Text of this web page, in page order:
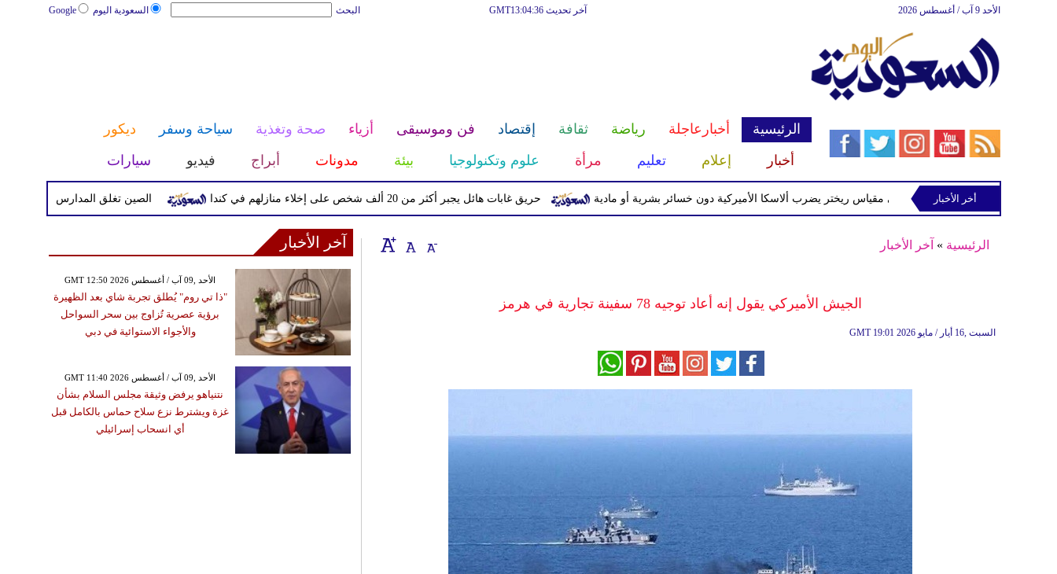
السعودية اليوم Google البحث آخر تحديث GMT13:04:36 الأحد 9 آب / أغسطس 2026
الرئيسية أخبارعاجلة رياضة ثقافة إقتصاد فن وموسيقى أزياء صحة وتغذية سياحة وسفر
ديكور
أخبار
إعلام تعليم مرأة علوم وتكنولوجيا بيئة مدونات أبراج فيديو سيارات
الصين تغلق المدارس والمواقع السياحية حريق غابات هائل يجبر أكثر من 20 ألف شخص على إخلاء منازلهم في كندا أخر الأخبار
الرئيسية » آخر الأخبار
الجيش الأميركي يقول إنه أعاد توجيه 78 سفينة تجارية في هرمز
GMT 19:01 2026 السبت ,16 أيار / مايو
آخر الأخبار
GMT 12:50 2026 الأحد ,09 آب / أغسطس
"ذا تي روم" يُطلق تجربة شاي بعد الظهيرة
برؤية عصرية تُزاوج بين سحر السواحل
والأجواء الاستوائية في دبي
GMT 11:40 2026 الأحد ,09 آب / أغسطس
نتنياهو يرفض وثيقة مجلس السلام بشأن
غزة ويشترط نزع سلاح حماس بالكامل قبل
أي انسحاب إسرائيلي